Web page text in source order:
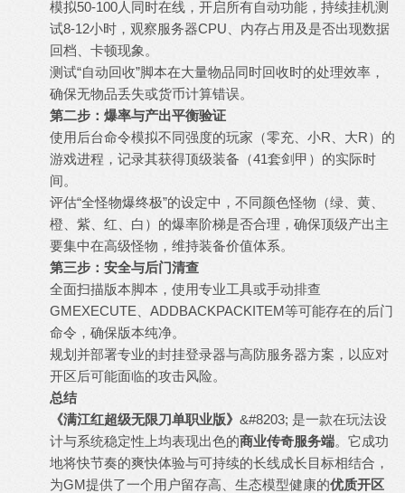
模拟50-100人同时在线，开启所有自动功能，持续挂机测
试8-12小时，观察服务器CPU、内存占用及是否出现数据
回档、卡顿现象。
测试“自动回收”脚本在大量物品同时回收时的处理效率，
确保无物品丢失或货币计算错误。
第二步：爆率与产出平衡验证
使用后台命令模拟不同强度的玩家（零充、小R、大R）的
游戏进程，记录其获得顶级装备（41套剑甲）的实际时
间。
评估“全怪物爆终极”的设定中，不同颜色怪物（绿、黄、
橙、紫、红、白）的爆率阶梯是否合理，确保顶级产出主
要集中在高级怪物，维持装备价值体系。
第三步：安全与后门清查
全面扫描版本脚本，使用专业工具或手动排查
GMEXECUTE、ADDBACKPACKITEM等可能存在的后门
命令，确保版本纯净。
规划并部署专业的封挂登录器与高防服务器方案，以应对
开区后可能面临的攻击风险。
总结
《满江红超级无限刀单职业版》 &#8203; 是一款在玩法设
计与系统稳定性上均表现出色的商业传奇服务端。它成功
地将快节奏的爽快体验与可持续的长线成长目标相结合，
为GM提供了一个用户留存高、生态模型健康的优质开区